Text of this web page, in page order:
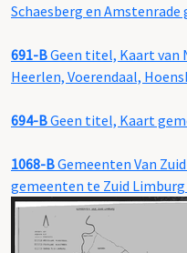
Schaesberg en
691-BGeen titel, Kaart van
Heerlen, Voerendaal,
694-BGeen titel, Kaart
1068-BGemeenten Van
gemeenten te Zuid Limburg